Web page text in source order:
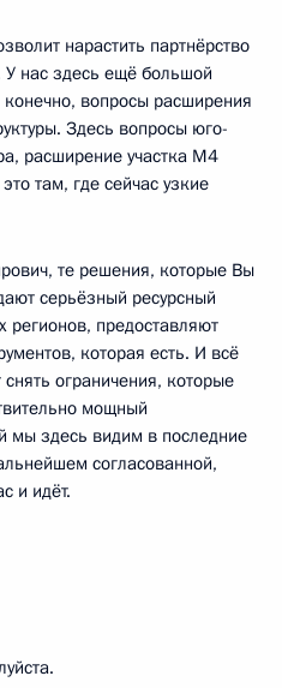
нарастить партнёрство
У нас здесь ещё большой
вопросы расширения
Здесь вопросы юго-
расширение участка М4
там, где сейчас узкие
те решения, которые Вы
серьёзный ресурсный
регионов, предоставляют
которая есть. И всё
ограничения, которые
мощный
мы здесь видим в последние
согласованной,
и идёт.